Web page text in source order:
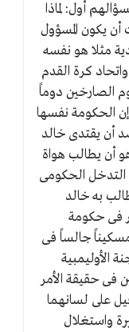
أول: لماذا
أن يكون المسؤول
مثلا هو نفسه
كرة القدم
الصارخين دوماً
الحكومة نفسها
أن يقتدى خالد
أن يطالب هواة
الحكومى
به خالد
فى حكومة
جالساً فى
الأوليمبية
فى حقيقة الأمر
على لسانهما
واستغلال